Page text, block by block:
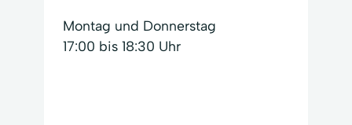
Montag und Donnerstag
17:00 bis 18:30 Uhr